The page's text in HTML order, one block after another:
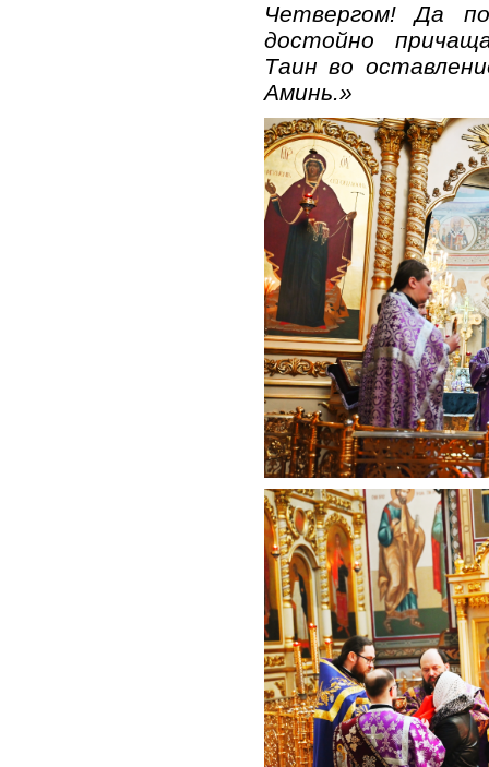
Четвергом! Да
достойно
Таин во
Аминь.»